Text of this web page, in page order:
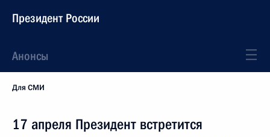
Президент России
Анонсы
Для СМИ
17 апреля Президент встретится